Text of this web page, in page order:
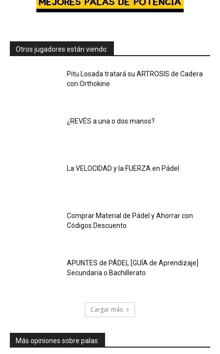
Otros jugadores están viendo:
Pitu Losada tratará su ARTROSIS de Cadera
con Orthokine
¿REVÉS a una o dos manos?
La VELOCIDAD y la FUERZA en Pádel
Comprar Material de Pádel y Ahorrar con
Códigos Descuento
APUNTES de PÁDEL [GUÍA de Aprendizaje]
Secundaria o Bachillerato
Cargar más
Más opiniones sobre palas: